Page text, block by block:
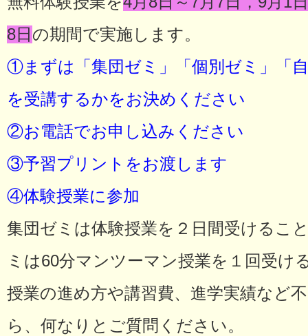
8日 の期間で実施します。
①まずは「集団ゼミ」「個別ゼミ」「
を受講するかをお決めください
②お電話でお申し込みください
③予習プリントをお渡します
④体験授業に参加
集団ゼミは体験授業を２日間受けるこ
ミは60分マンツーマン授業を１回受け
授業の進め方や講習費、進学実績など
ら、何なりとご質問ください。